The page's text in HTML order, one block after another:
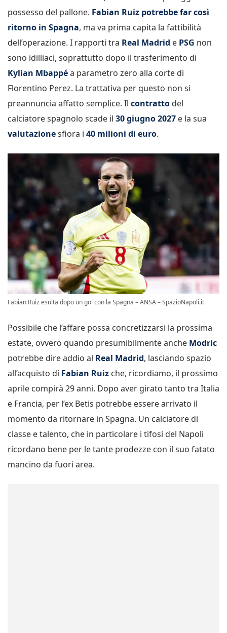
possesso del pallone. Fabian Ruiz potrebbe far così
ritorno in Spagna, ma va prima capita la fattibilità
dell’operazione. I rapporti tra Real Madrid e PSG non
sono idilliaci, soprattutto dopo il trasferimento di
Kylian Mbappéa parametro zero alla corte di
Florentino Perez. La trattativa per questo non si
preannuncia affatto semplice. Il contratto del
calciatore spagnolo scade il 30 giugno 2027 e la sua
valutazionesfiora i 40 milioni di euro.
Fabian Ruiz esulta dopo un gol con la Spagna – ANSA – SpazioNapoli.it
Possibile che l’affare possa concretizzarsi la prossima
estate, ovvero quando presumibilmente anche Modric
potrebbe dire addio al Real Madrid, lasciando spazio
all’acquisto di Fabian Ruiz che, ricordiamo, il prossimo
aprile compirà 29 anni. Dopo aver girato tanto tra Italia
e Francia, per l’ex Betis potrebbe essere arrivato il
momento da ritornare in Spagna. Un calciatore di
classe e talento, che in particolare i tifosi del Napoli
ricordano bene per le tante prodezze con il suo fatato
mancino da fuori area.